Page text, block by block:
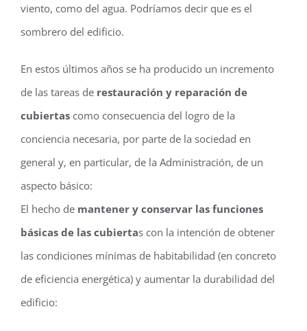
viento, como del agua. Podríamos decir que es el
sombrero del edificio.
En estos últimos años se ha producido un incremento
de las tareas de restauración y reparación de
cubiertas como consecuencia del logro de la
conciencia necesaria, por parte de la sociedad en
general y, en particular, de la Administración, de un
aspecto básico:
El hecho de mantener y conservar las funciones
básicas de las cubiertas con la intención de obtener
las condiciones mínimas de habitabilidad (en concreto
de eficiencia energética) y aumentar la durabilidad del
edificio: